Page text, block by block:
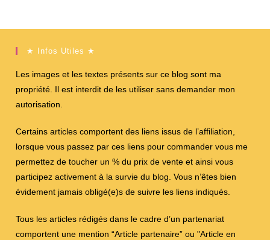
★ Infos Utiles ★
Les images et les textes présents sur ce blog sont ma
propriété. Il est interdit de les utiliser sans demander mon
autorisation.
Certains articles comportent des liens issus de l’affiliation,
lorsque vous passez par ces liens pour commander vous me
permettez de toucher un % du prix de vente et ainsi vous
participez activement à la survie du blog. Vous n’êtes bien
évidement jamais obligé(e)s de suivre les liens indiqués.
Tous les articles rédigés dans le cadre d’un partenariat
comportent une mention “Article partenaire” ou "Article en